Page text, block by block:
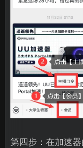
第四步：在加速